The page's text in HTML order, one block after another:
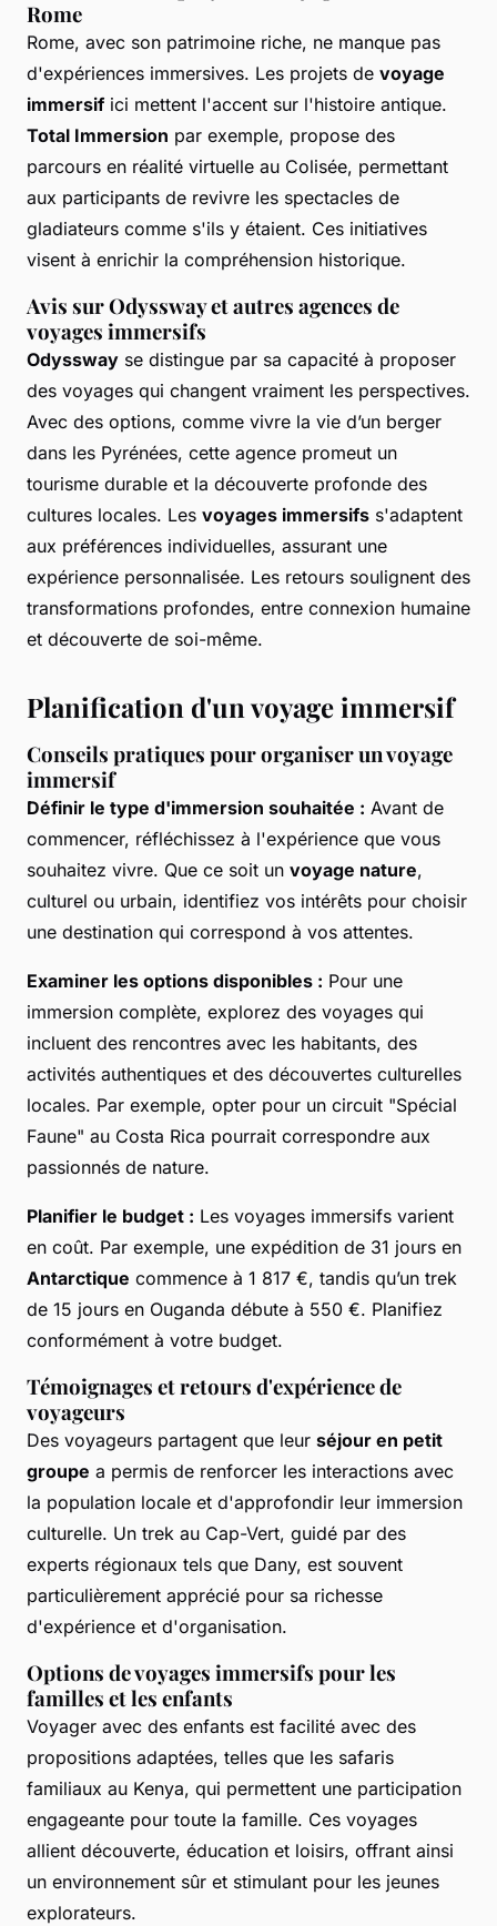
Rome
Rome, avec son patrimoine riche, ne manque pas
d'expériences immersives. Les projets de voyage
immersifici mettent l'accent sur l'histoire antique.
Total Immersion par exemple, propose des
parcours en réalité virtuelle au Colisée, permettant
aux participants de revivre les spectacles de
gladiateurs comme s'ils y étaient. Ces initiatives
visent à enrichir la compréhension historique.
Avis sur Odyssway et autres agences de
voyages immersifs
Odyssway se distingue par sa capacité à proposer
des voyages qui changent vraiment les perspectives.
Avec des options, comme vivre la vie d’un berger
dans les Pyrénées, cette agence promeut un
tourisme durable et la découverte profonde des
cultures locales. Les voyages immersifs s'adaptent
aux préférences individuelles, assurant une
expérience personnalisée. Les retours soulignent des
transformations profondes, entre connexion humaine
et découverte de soi-même.
Planification d'un voyage immersif
Conseils pratiques pour organiser un voyage
immersif
Définir le type d'immersion souhaitée : Avant de
commencer, réfléchissez à l'expérience que vous
souhaitez vivre. Que ce soit un voyage nature,
culturel ou urbain, identifiez vos intérêts pour choisir
une destination qui correspond à vos attentes.
Examiner les options disponibles : Pour une
immersion complète, explorez des voyages qui
incluent des rencontres avec les habitants, des
activités authentiques et des découvertes culturelles
locales. Par exemple, opter pour un circuit "Spécial
Faune" au Costa Rica pourrait correspondre aux
passionnés de nature.
Planifier le budget : Les voyages immersifs varient
en coût. Par exemple, une expédition de 31 jours en
Antarctique commence à 1 817 €, tandis qu’un trek
de 15 jours en Ouganda débute à 550 €. Planifiez
conformément à votre budget.
Témoignages et retours d'expérience de
voyageurs
Des voyageurs partagent que leur séjour en petit
groupe a permis de renforcer les interactions avec
la population locale et d'approfondir leur immersion
culturelle. Un trek au Cap-Vert, guidé par des
experts régionaux tels que Dany, est souvent
particulièrement apprécié pour sa richesse
d'expérience et d'organisation.
Options de voyages immersifs pour les
familles et les enfants
Voyager avec des enfants est facilité avec des
propositions adaptées, telles que les safaris
familiaux au Kenya, qui permettent une participation
engageante pour toute la famille. Ces voyages
allient découverte, éducation et loisirs, offrant ainsi
un environnement sûr et stimulant pour les jeunes
explorateurs.